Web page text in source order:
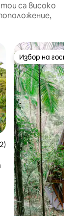
са високо
4,95 от 5,
Избор на
Избор на